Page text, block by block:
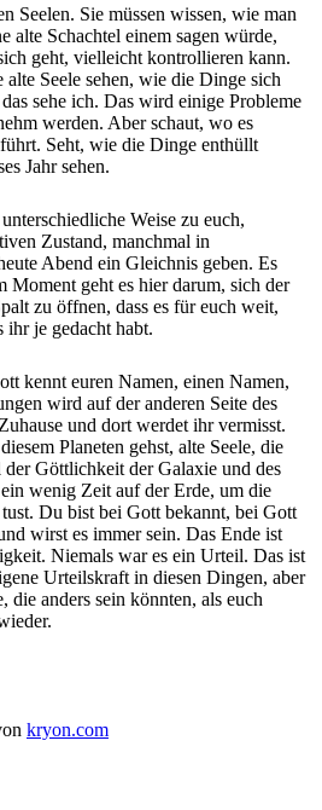
Seelen. Sie müssen wissen, wie man
alte Schachtel einem sagen würde,
geht, vielleicht kontrollieren kann.
alte Seele sehen, wie die Dinge sich
sehe ich. Das wird einige Probleme
werden. Aber schaut, wo es
Seht, wie die Dinge enthüllt
Jahr sehen.
Weise zu euch,
Zustand, manchmal in
Abend ein Gleichnis geben. Es
geht es hier darum, sich der
zu öffnen, dass es für euch weit,
ihr je gedacht habt.
kennt euren Namen, einen Namen,
wird auf der anderen Seite des
und dort werdet ihr vermisst.
Planeten gehst, alte Seele, die
Göttlichkeit der Galaxie und des
wenig Zeit auf der Erde, um die
Du bist bei Gott bekannt, bei Gott
wirst es immer sein. Das Ende ist
Niemals war es ein Urteil. Das ist
Urteilskraft in diesen Dingen, aber
anders sein könnten, als euch
kryon.com